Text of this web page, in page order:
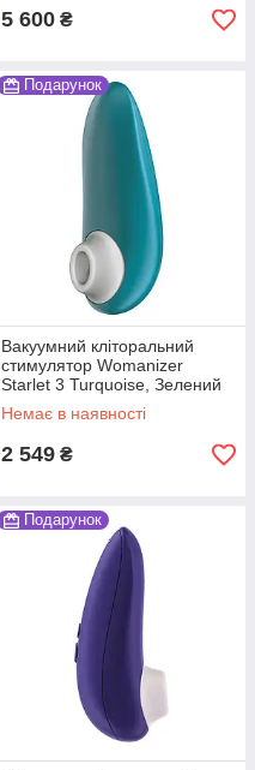
5 600 ₴
Подарунок
Вакуумний кліторальний
стимулятор Womanizer
Starlet 3 Turquoise, Зелений
Немає в наявності
2 549 ₴
Подарунок